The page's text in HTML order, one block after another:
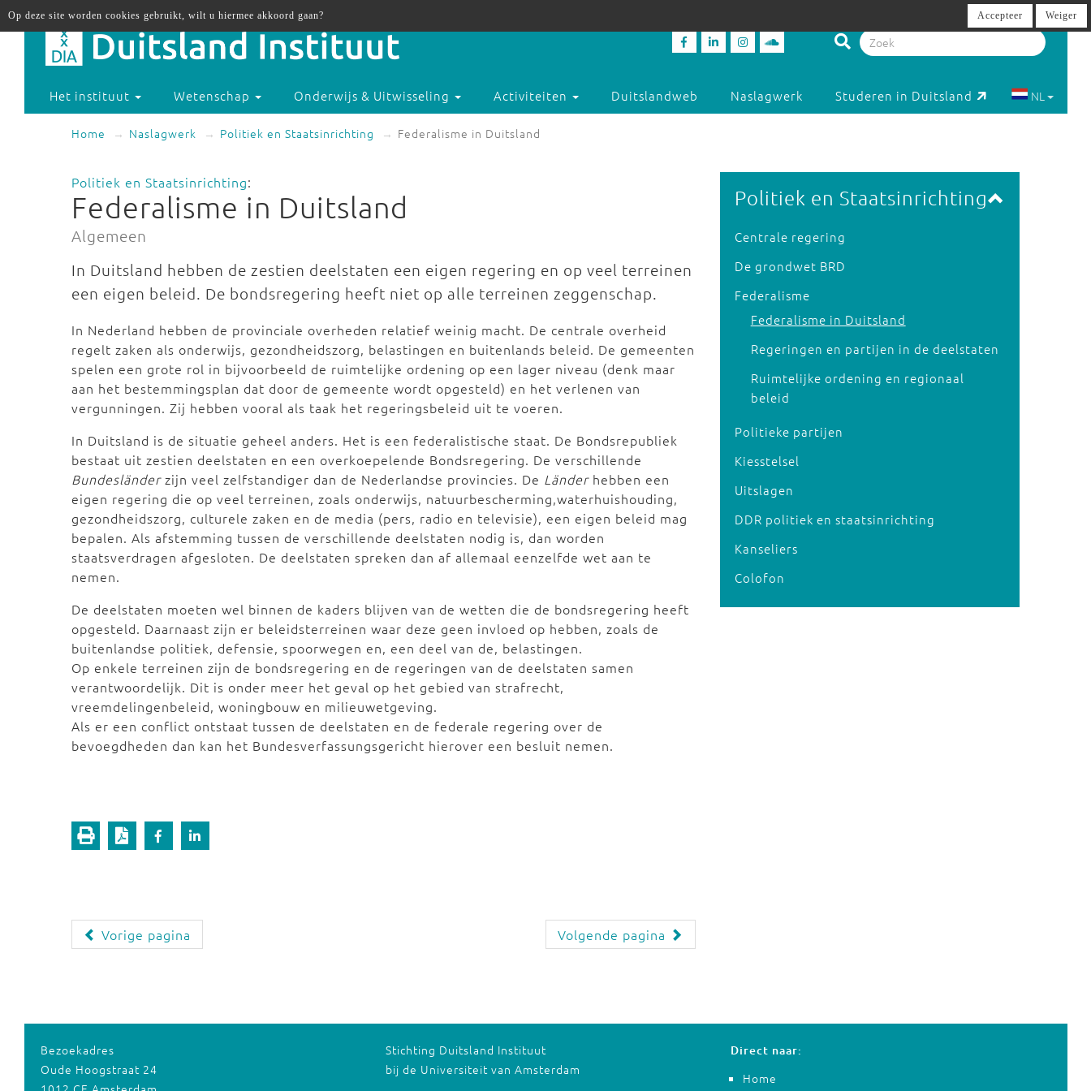
Het instituut Wetenschap Onderwijs & Uitwisseling Activiteiten Duitslandweb Naslagwerk Studeren in Duitsland NL
Home Naslagwerk Politiek en Staatsinrichting Federalisme in Duitsland
Politiek en Staatsinrichting:
Federalisme in Duitsland
Algemeen
In Duitsland hebben de zestien deelstaten een eigen regering en op veel terreinen
een eigen beleid. De bondsregering heeft niet op alle terreinen zeggenschap.
In Nederland hebben de provinciale overheden relatief weinig macht. De centrale overheid
regelt zaken als onderwijs, gezondheidszorg, belastingen en buitenlands beleid. De gemeenten
spelen een grote rol in bijvoorbeeld de ruimtelijke ordening op een lager niveau (denk maar
aan het bestemmingsplan dat door de gemeente wordt opgesteld) en het verlenen van
vergunningen. Zij hebben vooral als taak het regeringsbeleid uit te voeren.
In Duitsland is de situatie geheel anders. Het is een federalistische staat. De Bondsrepubliek
bestaat uit zestien deelstaten en een overkoepelende Bondsregering. De verschillende
Bundesländerzijn veel zelfstandiger dan de Nederlandse provincies. De Länderhebben een
eigen regering die op veel terreinen, zoals onderwijs, natuurbescherming,waterhuishouding,
gezondheidszorg, culturele zaken en de media (pers, radio en televisie), een eigen beleid mag
bepalen. Als afstemming tussen de verschillende deelstaten nodig is, dan worden
staatsverdragen afgesloten. De deelstaten spreken dan af allemaal eenzelfde wet aan te
nemen.
De deelstaten moeten wel binnen de kaders blijven van de wetten die de bondsregering heeft
opgesteld. Daarnaast zijn er beleidsterreinen waar deze geen invloed op hebben, zoals de
buitenlandse politiek, defensie, spoorwegen en, een deel van de, belastingen.
Op enkele terreinen zijn de bondsregering en de regeringen van de deelstaten samen
verantwoordelijk. Dit is onder meer het geval op het gebied van strafrecht,
vreemdelingenbeleid, woningbouw en milieuwetgeving.
Als er een conflict ontstaat tussen de deelstaten en de federale regering over de
bevoegdheden dan kan het Bundesverfassungsgericht hierover een besluit nemen.
Vorige pagina Volgende pagina
Politiek en Staatsinrichting
Centrale regering
De grondwet BRD
Federalisme
Federalisme in Duitsland
Regeringen en partijen in de deelstaten
Ruimtelijke ordening en regionaal
beleid
Politieke partijen
Kiesstelsel
Uitslagen
DDR politiek en staatsinrichting
Kanseliers
Colofon
Bezoekadres
Oude Hoogstraat 24
Stichting Duitsland Instituut
bij de Universiteit van Amsterdam
Direct naar:
Home
Op deze site worden cookies gebruikt, wilt u hiermee akkoord gaan? Accepteer Weiger